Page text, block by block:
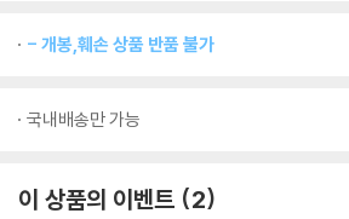
- 개봉,훼손 상품 반품 불가
국내배송만 가능
이 상품의 이벤트 2